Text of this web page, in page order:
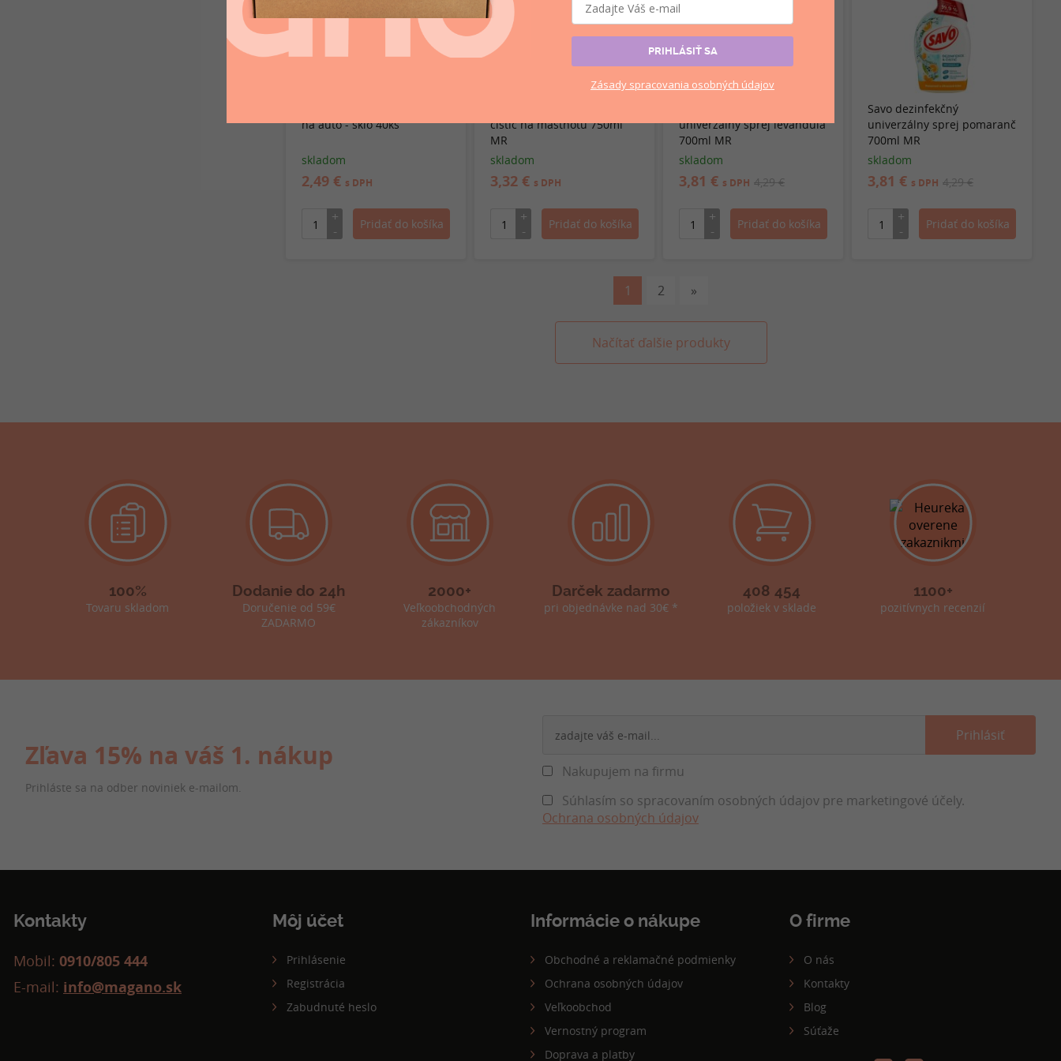
na auto - sklo 40ks
skladom
2,49 € s DPH
čistič na mastnotu 750ml
MR
skladom
3,32 € s DPH
univerzálny sprej levanduľa
700ml MR
skladom
3,81 € s DPH 4,29 €
Savo dezinfekčný
univerzálny sprej pomaranč
700ml MR
skladom
3,81 € s DPH 4,29 €
1 2 »
Načítať ďalšie produkty
100%
Tovaru skladom
Dodanie do 24h
Doručenie od 59€
ZADARMO
2000+
Veľkoobchodných
zákazníkov
Darček zadarmo
pri objednávke nad 30€ *
408 454
položiek v sklade
1100+
pozitívnych recenzií
Zľava 15% na váš 1. nákup
Prihláste sa na odber noviniek e-mailom.
Nakupujem na firmu
Súhlasím so spracovaním osobných údajov pre marketingové účely.
Ochrana osobných údajov
Kontakty
Mobil: 0910/805 444
E-mail: info@magano.sk
Môj účet
Prihlásenie
Registrácia
Zabudnuté heslo
Informácie o nákupe
Obchodné a reklamačné podmienky
Ochrana osobných údajov
Veľkoobchod
Vernostný program
Doprava a platby
O firme
O nás
Kontakty
Blog
Súťaže
PRIHLÁSIŤ SA
Zásady spracovania osobných údajov